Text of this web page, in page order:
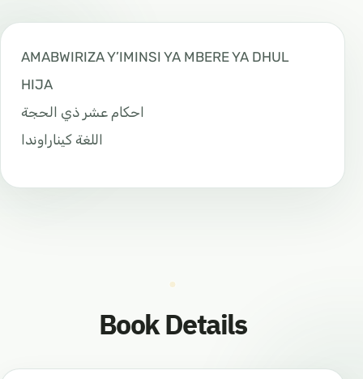
AMABWIRIZA Y’IMINSI YA MBERE YA DHUL
HIJA
احكام عشر ذي الحجة
اللغة كيناراوندا
Book Details